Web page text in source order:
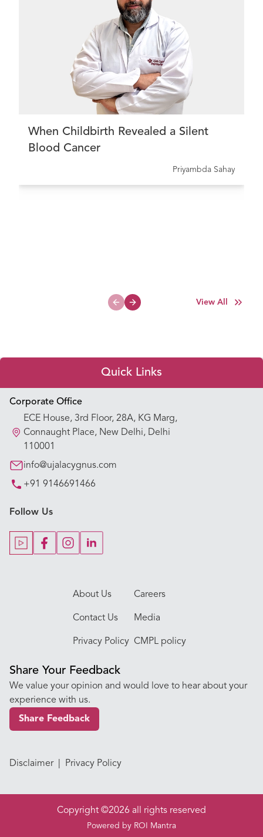
When Childbirth Revealed a Silent
Blood Cancer
Priyambda Sahay
Previous slide
Next slide
View All
Hospitals
Corporate Office
ECE House, 3rd Floor, 28A, KG Marg,
Connaught Place, New Delhi, Delhi
110001
info@ujalacygnus.com
+91 9146691466
Follow Us
About Us Careers
Contact Us Media
Privacy Policy CMPL policy
Quick Links
Appointment Booking
Our Hospitals
Our Specialties
Key Procedures
Our Blogs
Our Doctors
Share Your Feedback
We value your opinion and would love to hear about your
experience with us.
Share Feedback
Disclaimer Privacy Policy
Copyright ©2026 all rights reserved
Powered by ROI Mantra